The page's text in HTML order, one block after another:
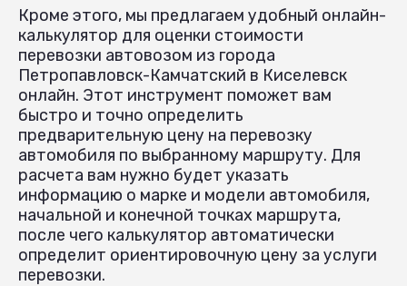
Кроме этого, мы предлагаем удобный онлайн-
калькулятор для оценки стоимости
перевозки автовозом из города
Петропавловск-Камчатский в Киселевск
онлайн. Этот инструмент поможет вам
быстро и точно определить
предварительную цену на перевозку
автомобиля по выбранному маршруту. Для
расчета вам нужно будет указать
информацию о марке и модели автомобиля,
начальной и конечной точках маршрута,
после чего калькулятор автоматически
определит ориентировочную цену за услуги
перевозки.